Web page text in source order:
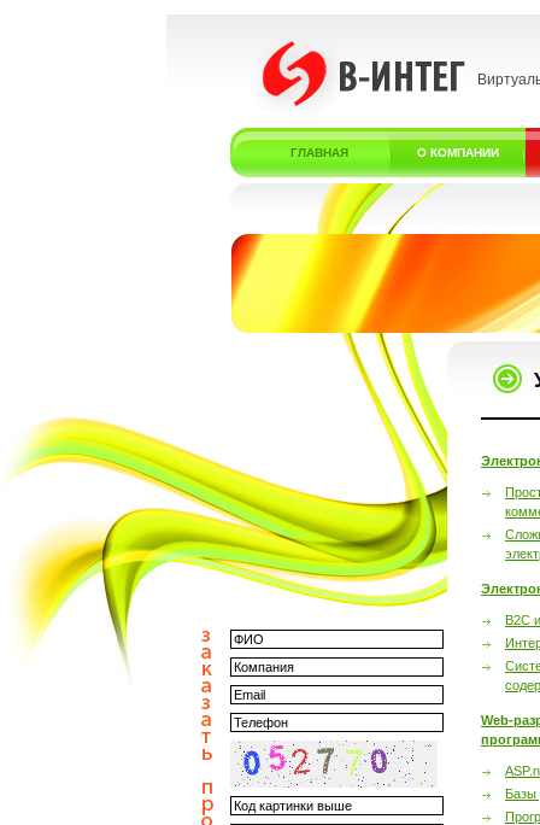
ГЛАВНАЯ О КОМПАНИИ
B2C
Web-
Базы